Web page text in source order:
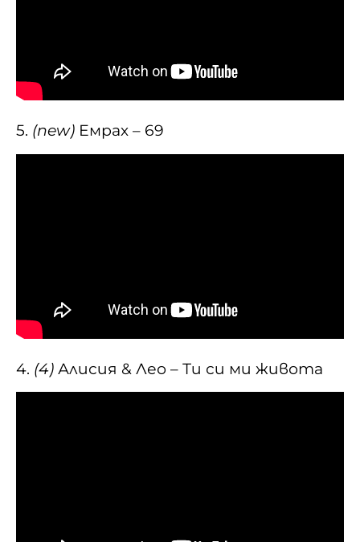
5. (new) Емрах – 69
4. (4) Алисия & Лео – Ти си ми живота